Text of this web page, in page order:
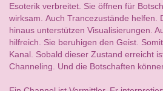
Esoterik verbreitet. Sie öffnen für
wirksam. Auch Trancezustände helfen.
hinaus unterstützen Visualisierungen.
hilfreich. Sie beruhigen den Geist.
Kanal. Sobald dieser Zustand erreicht
Channeling. Und die Botschaften